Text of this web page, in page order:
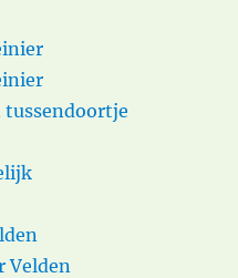
tussendoortje
Velden